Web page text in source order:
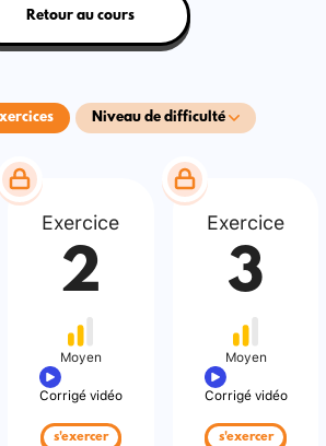
Niveau de difficulté
Retour au cours
Exercice
2
Moyen
Corrigé vidéo
s'exercer
Exercice
3
Moyen
Corrigé vidéo
s'exercer